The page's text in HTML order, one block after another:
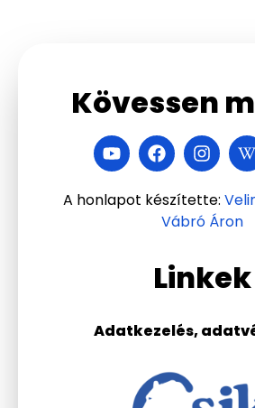
Linkek
Adatkezelés,
Kövessen
A honlapot készítette:
Vábró Áron